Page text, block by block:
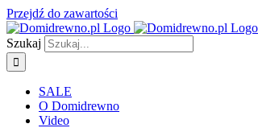
Przejdź do zawartości
Szukaj
SALE
O Domidrewno
Video